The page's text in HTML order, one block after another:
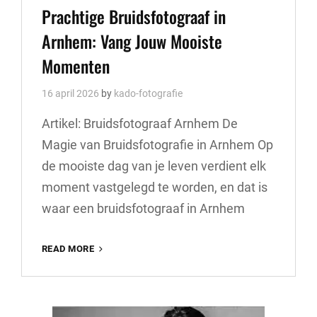
Links
Prachtige Bruidsfotograaf in
Arnhem: Vang Jouw Mooiste
Momenten
16 april 2026 by kado-fotografie
Artikel: Bruidsfotograaf Arnhem De
Magie van Bruidsfotografie in Arnhem Op
de mooiste dag van je leven verdient elk
moment vastgelegd te worden, en dat is
waar een bruidsfotograaf in Arnhem
READ MORE
IN
VANG